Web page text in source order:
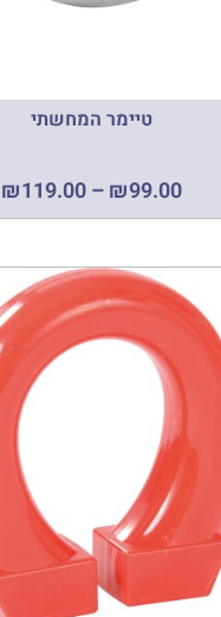
טיימר המחשתי
₪99.00
–
₪119.00